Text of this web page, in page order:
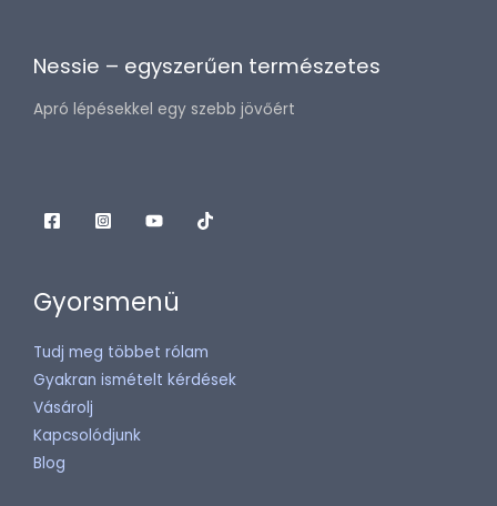
Nessie – egyszerűen természetes
Apró lépésekkel egy szebb jövőért
Gyorsmenü
Tudj meg többet rólam
Gyakran ismételt kérdések
Vásárolj
Kapcsolódjunk
Blog